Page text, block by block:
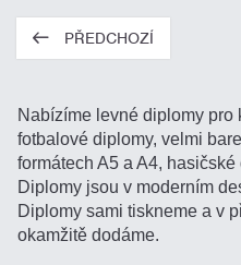
PŘEDCHOZÍ
Nabízíme levné diplomy pro
fotbalové diplomy, velmi
formátech A5 a A4,
Diplomy jsou v moderním
Diplomy sami tiskneme a v
okamžitě dodáme.